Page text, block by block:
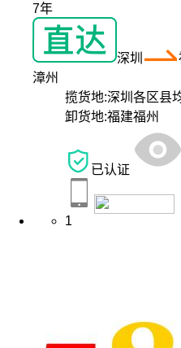
7年
深圳
漳州
揽货地:深圳各区县
卸货地:福建福州
已认证
1